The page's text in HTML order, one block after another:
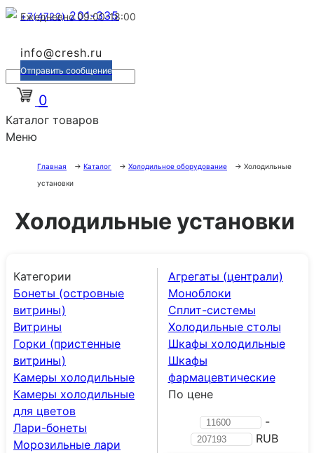
+7(4722)201-335
Ежедневно 09:00-18:00
info@cresh.ru
Отправить сообщение
0
Каталог товаров
Меню
Главная → Каталог → Холодильное оборудование → Холодильные
установки
Холодильные установки
Категории
Бонеты (островные
витрины)
Витрины
Горки (пристенные
витрины)
Камеры холодильные
Камеры холодильные
для цветов
Лари-бонеты
Морозильные лари
Агрегаты (централи)
Моноблоки
Сплит-системы
Холодильные столы
Шкафы холодильные
Шкафы
фармацевтические
По цене
-
RUB